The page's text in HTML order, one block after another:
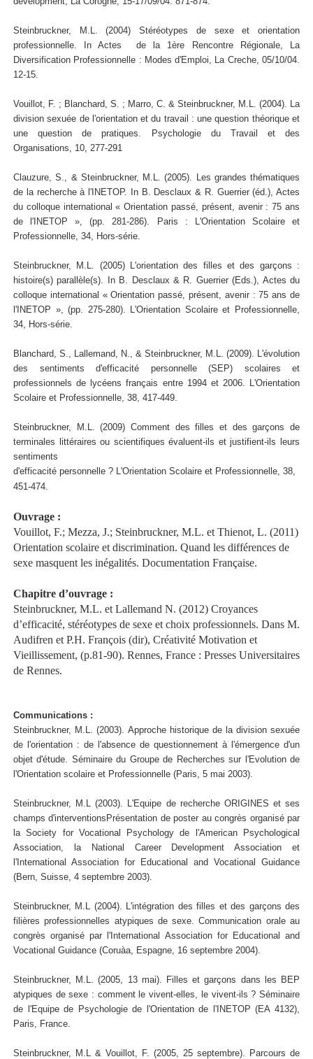
Steinbruckner, M.L. (2004) Stéréotypes de sexe et orientation
professionnelle. In Actes de la 1ère Rencontre Régionale, La
Diversification Professionnelle : Modes d'Emploi, La Creche, 05/10/04.
12-15.
Vouillot, F. ; Blanchard, S. ; Marro, C. & Steinbruckner, M.L. (2004). La
division sexuée de l'orientation et du travail : une question théorique et
une question de pratiques. Psychologie du Travail et des
Organisations, 10, 277-291
Clauzure, S., & Steinbruckner, M.L. (2005). Les grandes thématiques
de la recherche à l'INETOP. In B. Desclaux & R. Guerrier (éd.), Actes
du colloque international « Orientation passé, présent, avenir : 75 ans
de l'INETOP », (pp. 281-286). Paris : L'Orientation Scolaire et
Professionnelle, 34, Hors-série.
Steinbruckner, M.L. (2005) L'orientation des filles et des garçons :
histoire(s) parallèle(s). In B. Desclaux & R. Guerrier (Eds.), Actes du
colloque international « Orientation passé, présent, avenir : 75 ans de
l'INETOP », (pp. 275-280). L'Orientation Scolaire et Professionnelle,
34, Hors-série.
Blanchard, S., Lallemand, N., & Steinbruckner, M.L. (2009). L'évolution
des sentiments d'efficacité personnelle (SEP) scolaires et
professionnels de lycéens français entre 1994 et 2006. L'Orientation
Scolaire et Professionnelle, 38, 417-449.
Steinbruckner, M.L. (2009) Comment des filles et des garçons de
terminales littéraires ou scientifiques évaluent-ils et justifient-ils leurs
sentiments
d'efficacité personnelle ? L'Orientation Scolaire et Professionnelle, 38,
451-474.
Ouvrage :
Vouillot, F.; Mezza, J.; Steinbruckner, M.L. et Thienot, L. (2011)
Orientation scolaire et discrimination. Quand les différences de
sexe masquent les inégalités. Documentation Française.
Chapitre d’ouvrage :
Steinbruckner, M.L. et Lallemand N. (2012) Croyances
d’efficacité, stéréotypes de sexe et choix professionnels. Dans M.
Audifren et P.H. François (dir), Créativité Motivation et
Vieillissement, (p.81-90). Rennes, France : Presses Universitaires
de Rennes.
Communications :
Steinbruckner, M.L. (2003). Approche historique de la division sexuée
de l'orientation : de l'absence de questionnement à l'émergence d'un
objet d'étude. Séminaire du Groupe de Recherches sur l'Evolution de
l'Orientation scolaire et Professionnelle (Paris, 5 mai 2003).
Steinbruckner, M.L (2003). L'Equipe de recherche ORIGINES et ses
champs d'interventionsPrésentation de poster au congrès organisé par
la Society for Vocational Psychology de l'American Psychological
Association, la National Career Development Association et
l'International Association for Educational and Vocational Guidance
(Bern, Suisse, 4 septembre 2003).
Steinbruckner, M.L (2004). L'intégration des filles et des garçons des
filières professionnelles atypiques de sexe. Communication orale au
congrès organisé par l'International Association for Educational and
Vocational Guidance (Coruàa, Espagne, 16 septembre 2004).
Steinbruckner, M.L. (2005, 13 mai). Filles et garçons dans les BEP
atypiques de sexe : comment le vivent-elles, le vivent-ils ? Séminaire
de l'Equipe de Psychologie de l'Orientation de l'INETOP (EA 4132),
Paris, France.
Steinbruckner, M.L & Vouillot, F. (2005, 25 septembre). Parcours de